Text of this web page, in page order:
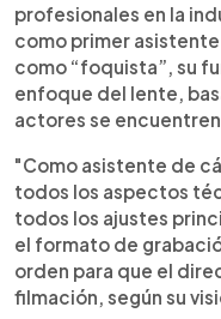
profesionales en la
como primer
como “foquista”, su
enfoque del lente,
actores se
"Como asistente de
todos los aspectos
todos los ajustes
el formato de
orden para que el
filmación, según su